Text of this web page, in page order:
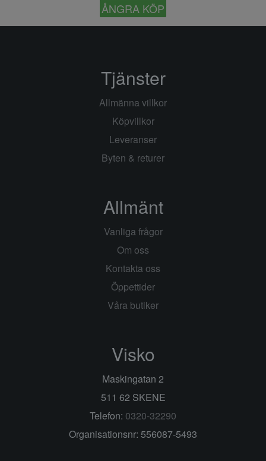
ÅNGRA KÖP
Tjänster
Allmänna villkor
Köpvillkor
Leveranser
Byten & returer
Allmänt
Vanliga frågor
Om oss
Kontakta oss
Öppettider
Våra butiker
Visko
Maskingatan 2
511 62 SKENE
Telefon: 0320-32290
Organisationsnr: 556087-5493